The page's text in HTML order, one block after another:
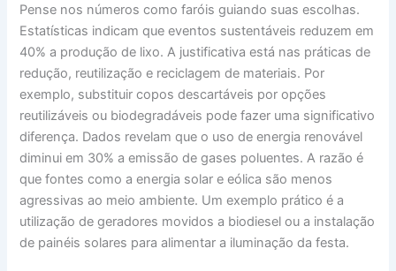
Pense nos números como faróis guiando suas escolhas.
Estatísticas indicam que eventos sustentáveis reduzem em
40% a produção de lixo. A justificativa está nas práticas de
redução, reutilização e reciclagem de materiais. Por
exemplo, substituir copos descartáveis por opções
reutilizáveis ou biodegradáveis pode fazer uma significativo
diferença. Dados revelam que o uso de energia renovável
diminui em 30% a emissão de gases poluentes. A razão é
que fontes como a energia solar e eólica são menos
agressivas ao meio ambiente. Um exemplo prático é a
utilização de geradores movidos a biodiesel ou a instalação
de painéis solares para alimentar a iluminação da festa.